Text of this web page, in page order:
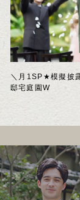
＼月1SP★模擬披
邸宅庭園W